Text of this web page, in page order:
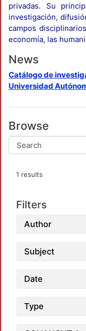
privadas. Su
investigación,
campos
economía, las
News
Catálogo de
Universidad
Browse
1 results
Filters
Author
Subject
Date
Type